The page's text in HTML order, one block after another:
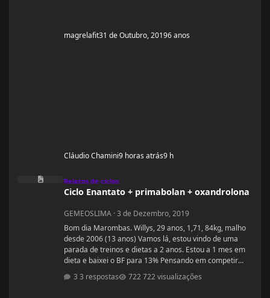
magrelafit31 de Outubro, 20196 anos
Cláudio Chamini9 horas atrás9 h
Ciclo Enantato + primabolan + oxandrolona
Relatos de ciclos
Ciclo Enantato + primabolan + oxandrolona
GEMEOSLIMA ·3 de Dezembro, 2019
Bom dia Marombas. Willys, 29 anos, 1,71, 84kg, malho
desde 2006 (13 anos) Vamos lá, estou vindo de uma
parada de treinos e dietas a 2 anos. Estou a 1 mes em
dieta e baixei o BF para 13% Pensando em competir
estreantes ano que vem se tudo ocorrer bem até abril.
(Secar e corrigir os pontos fracos) Anexo, os exames
3 respostas 722 visualizações